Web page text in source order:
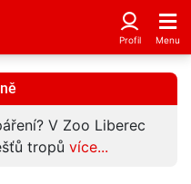
V Zoo Liberec
tropů více...